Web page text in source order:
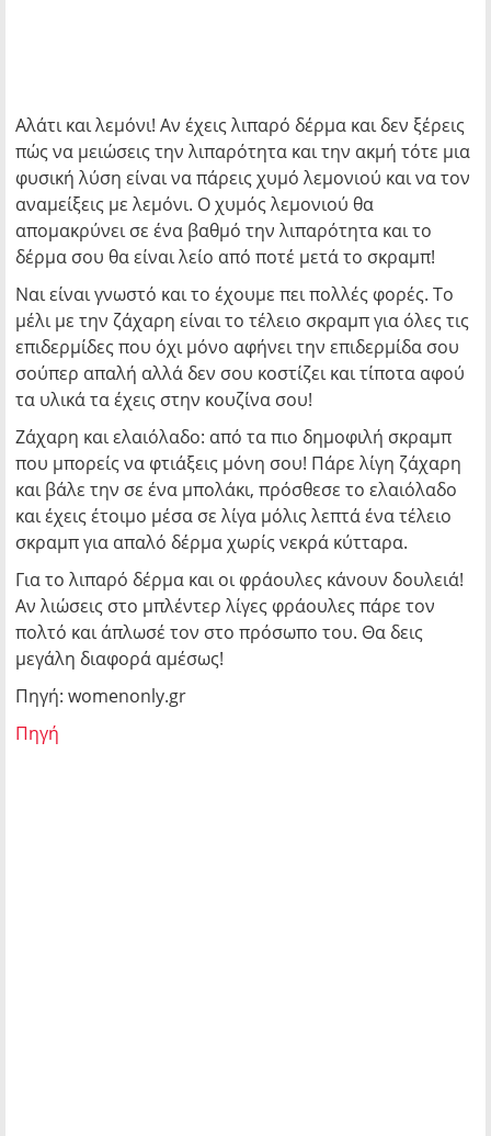
Αλάτι και λεμόνι! Aν έχεις λιπαρό δέρμα και δεν ξέρεις
πώς να μειώσεις την λιπαρότητα και την ακμή τότε μια
φυσική λύση είναι να πάρεις χυμό λεμονιού και να τον
αναμείξεις με λεμόνι. Ο χυμός λεμονιού θα
απομακρύνει σε ένα βαθμό την λιπαρότητα και το
δέρμα σου θα είναι λείο από ποτέ μετά το σκραμπ!
Ναι είναι γνωστό και το έχουμε πει πολλές φορές. Το
μέλι με την ζάχαρη είναι το τέλειο σκραμπ για όλες τις
επιδερμίδες που όχι μόνο αφήνει την επιδερμίδα σου
σούπερ απαλή αλλά δεν σου κοστίζει και τίποτα αφού
τα υλικά τα έχεις στην κουζίνα σου!
Ζάχαρη και ελαιόλαδο: από τα πιο δημοφιλή σκραμπ
που μπορείς να φτιάξεις μόνη σου! Πάρε λίγη ζάχαρη
και βάλε την σε ένα μπολάκι, πρόσθεσε το ελαιόλαδο
και έχεις έτοιμο μέσα σε λίγα μόλις λεπτά ένα τέλειο
σκραμπ για απαλό δέρμα χωρίς νεκρά κύτταρα.
Για το λιπαρό δέρμα και οι φράουλες κάνουν δουλειά!
Αν λιώσεις στο μπλέντερ λίγες φράουλες πάρε τον
πολτό και άπλωσέ τον στο πρόσωπο του. Θα δεις
μεγάλη διαφορά αμέσως!
Πηγή: womenonly.gr
Πηγή